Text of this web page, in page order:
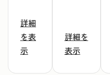
詳細
を表
示
詳細を
表示